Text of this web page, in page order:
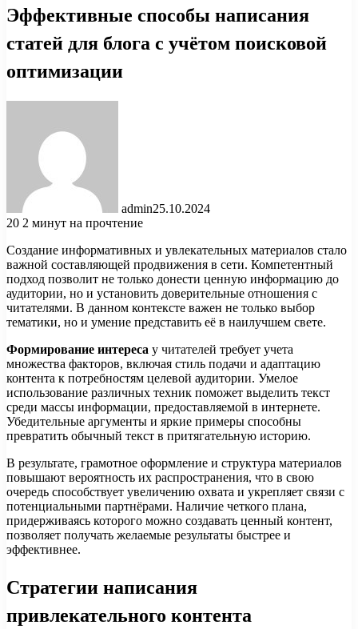
Эффективные способы написания
статей для блога с учётом поисковой
оптимизации
admin25.10.2024
20 2 минут на прочтение
Создание информативных и увлекательных материалов стало
важной составляющей продвижения в сети. Компетентный
подход позволит не только донести ценную информацию до
аудитории, но и установить доверительные отношения с
читателями. В данном контексте важен не только выбор
тематики, но и умение представить её в наилучшем свете.
Формирование интереса у читателей требует учета
множества факторов, включая стиль подачи и адаптацию
контента к потребностям целевой аудитории. Умелое
использование различных техник поможет выделить текст
среди массы информации, предоставляемой в интернете.
Убедительные аргументы и яркие примеры способны
превратить обычный текст в притягательную историю.
В результате, грамотное оформление и структура материалов
повышают вероятность их распространения, что в свою
очередь способствует увеличению охвата и укрепляет связи с
потенциальными партнёрами. Наличие четкого плана,
придерживаясь которого можно создавать ценный контент,
позволяет получать желаемые результаты быстрее и
эффективнее.
Стратегии написания
привлекательного контента